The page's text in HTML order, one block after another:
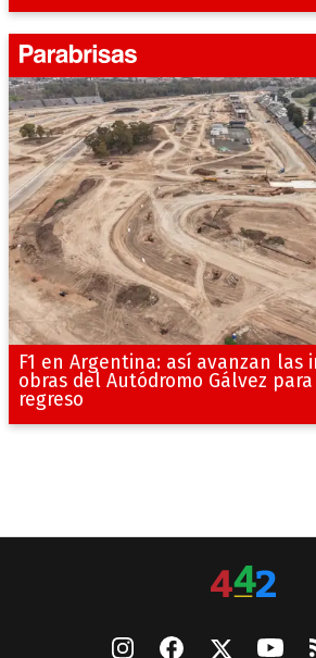
F1 en Argentina: así avanzan las
obras del Autódromo Gálvez
regreso